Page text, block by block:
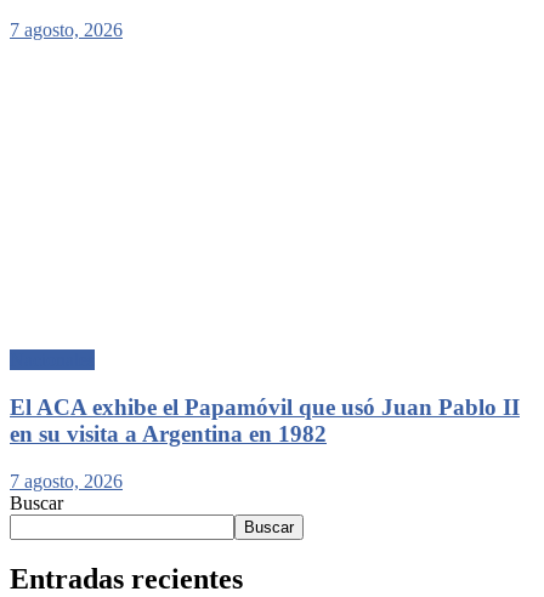
7 agosto, 2026
El ACA exhibe el Papamóvil que usó Juan Pablo II
en su visita a Argentina en 1982
7 agosto, 2026
Buscar
Buscar
Entradas recientes